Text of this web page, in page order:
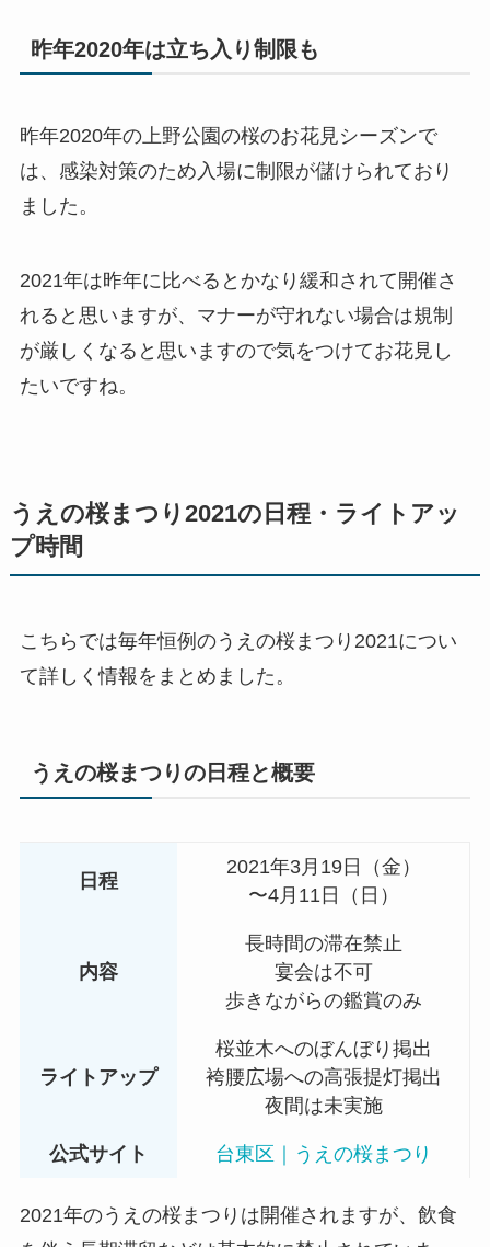
昨年2020年は立ち入り制限も
昨年2020年の上野公園の桜のお花見シーズンで
は、感染対策のため入場に制限が儲けられており
ました。
2021年は昨年に比べるとかなり緩和されて開催さ
れると思いますが、マナーが守れない場合は規制
が厳しくなると思いますので気をつけてお花見し
たいですね。
うえの桜まつり2021の日程・ライトアッ
プ時間
こちらでは毎年恒例のうえの桜まつり2021につい
て詳しく情報をまとめました。
うえの桜まつりの日程と概要
日程
2021年3月19日（金）
〜4月11日（日）
内容
長時間の滞在禁止
宴会は不可
歩きながらの鑑賞のみ
ライトアップ
桜並木へのぼんぼり掲出
袴腰広場への高張提灯掲出
夜間は未実施
公式サイト 台東区｜うえの桜まつり
2021年のうえの桜まつりは開催されますが、飲食